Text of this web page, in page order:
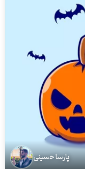
پارسا حسینی